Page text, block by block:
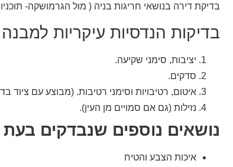
בדיקת דירה בנושאי חריגות בניה ( מול הגרמושקה-
בדיקות הנדסיות עיקריות למבנה
יציבות, סימני שקיעה.
סדקים.
איטום, רטיבויות וסימני רטיבות. (מבוצע עם ציוד
נזילות (גם אם סמויים מן העין).
נושאים נוספים שנבדקים בעת
איכות הצבע והטיח